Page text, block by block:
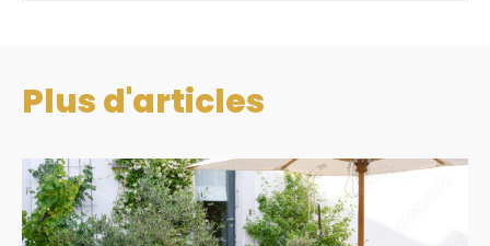
Plus d'articles